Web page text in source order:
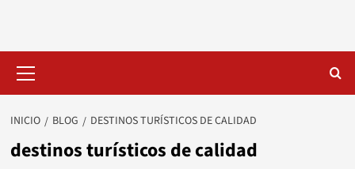
principal
INICIO BLOG DESTINOS TURÍSTICOS DE CALIDAD
destinos turísticos de calidad